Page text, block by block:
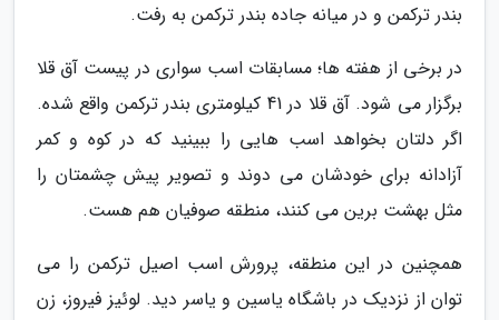
بندر ترکمن و در میانه جاده بندر ترکمن به رفت.
در برخی از هفته ها؛ مسابقات اسب سواری در پیست آق قلا
برگزار می شود. آق قلا در 41 کیلومتری بندر ترکمن واقع شده.
اگر دلتان بخواهد اسب هایی را ببینید که در کوه و کمر
آزادانه برای خودشان می دوند و تصویر پیش چشمتان را
مثل بهشت برین می کنند، منطقه صوفیان هم هست.
همچنین در این منطقه، پرورش اسب اصیل ترکمن را می
توان از نزدیک در باشگاه یاسین و یاسر دید. لوئیز فیروز، زن